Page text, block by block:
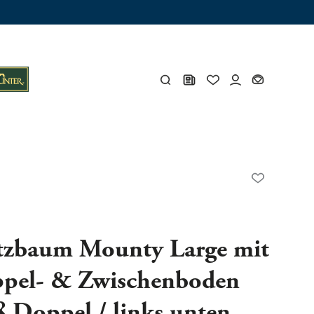
Gesamtes Zubehör
Mounty Large mit
& Zwischenboden